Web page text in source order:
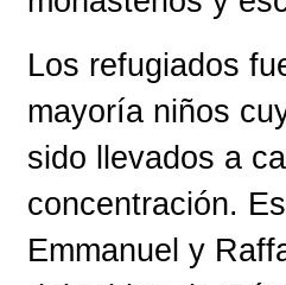
Los refugiados
mayoría niños
sido llevados a
concentración.
Emmanuel y